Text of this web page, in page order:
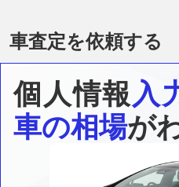
車査定を依頼する
個人情報入
車の相場が